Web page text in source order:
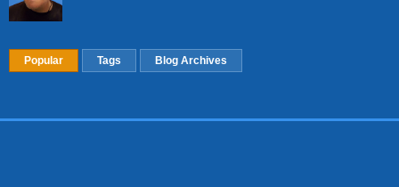
Popular Tags Blog Archives